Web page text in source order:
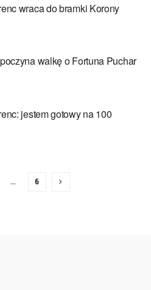
wraca do bramki Korony
walkę o Fortuna Puchar
jestem gotowy na 100
… 6